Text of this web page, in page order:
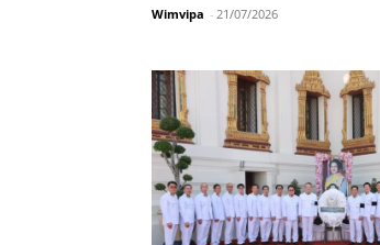
Wimvipa - 21/07/2026